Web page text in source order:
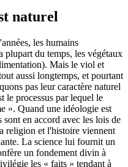
naturel
les humains
plupart du temps, les végétaux
Mais le viol et
aussi longtemps, et pourtant
pas leur caractère naturel
le processus par lequel le
». Quand une idéologie est
en accord avec les lois de
religion et l'histoire viennent
La science lui fournit un
un fondement divin à
les « faits » tendant à